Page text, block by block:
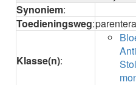
ALBIGLUTIDE
ALBUTREPENONACOG
Stollingsfactor IX; Factor IX
ETHANOL
Synoniem:
Toedieningsweg:
Klasse(n):